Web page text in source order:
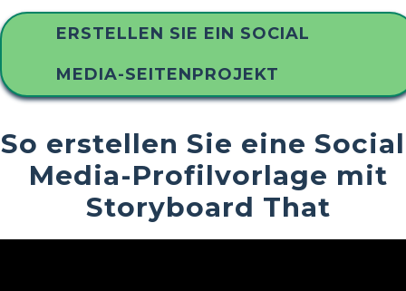
ERSTELLEN SIE EIN SOCIAL
MEDIA-SEITENPROJEKT
So erstellen Sie eine
Media-Profilvorlage mit
Storyboard That